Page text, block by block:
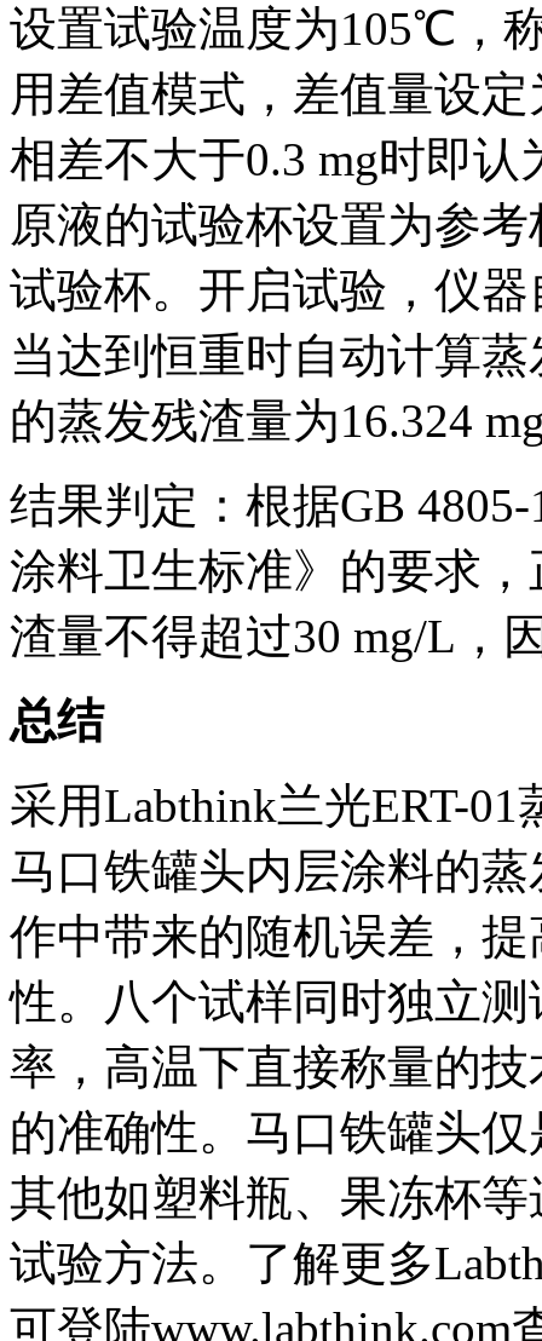
设置试验温度为105℃，
用差值模式，差值量设
相差不大于0.3 mg时即
原液的试验杯设置为参
试验杯。开启试验，仪
当达到恒重时自动计算
的蒸发残渣量为16.324
结果判定：根据GB
涂料卫生标准》的要求
渣量不得超过30 mg/L，
总结
采用Labthink兰光ERT-
马口铁罐头内层涂料的
作中带来的随机误差，
性。八个试样同时独立
率，高温下直接称量的
的准确性。马口铁罐头
其他如塑料瓶、果冻杯
试验方法。了解更多
可登陆